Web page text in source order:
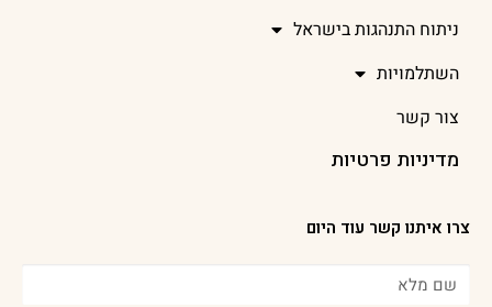
ניתוח התנהגות בישראל
השתלמויות
צור קשר
מדיניות פרטיות
צרו איתנו קשר עוד היום